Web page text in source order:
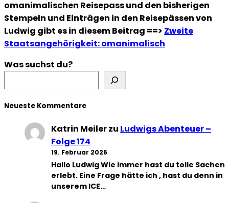
omanimalischen Reisepass und den bisherigen
Stempeln und Einträgen in den Reisepässen von
Ludwig gibt es in diesem Beitrag ==> Zweite
Staatsangehörigkeit: omanimalisch
Was suchst du?
Neueste Kommentare
Katrin Meilerzu Ludwigs Abenteuer –
Folge 174
19. Februar 2026
Hallo Ludwig Wie immer hast du tolle Sachen
erlebt. Eine Frage hätte ich , hast du denn in
unserem ICE…